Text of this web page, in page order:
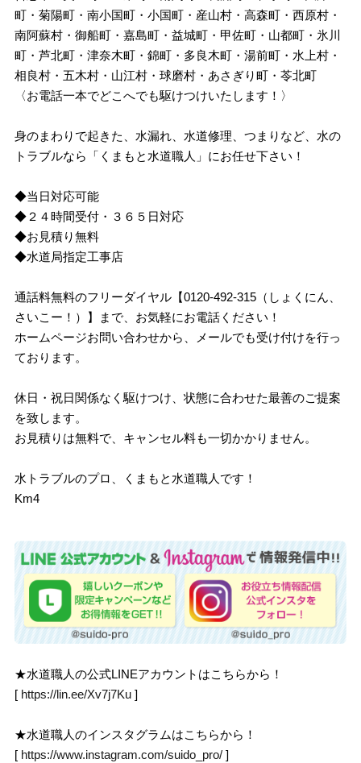
町・菊陽町・南小国町・小国町・産山村・高森町・西原村・
南阿蘇村・御船町・嘉島町・益城町・甲佐町・山都町・氷川
町・芦北町・津奈木町・錦町・多良木町・湯前町・水上村・
相良村・五木村・山江村・球磨村・あさぎり町・苓北町
〈お電話一本でどこへでも駆けつけいたします！〉
身のまわりで起きた、水漏れ、水道修理、つまりなど、水の
トラブルなら「くまもと水道職人」にお任せ下さい！
◆当日対応可能
◆２４時間受付・３６５日対応
◆お見積り無料
◆水道局指定工事店
通話料無料のフリーダイヤル【0120-492-315（しょくにん、
さいこー！）】まで、お気軽にお電話ください！
ホームページお問い合わせから、メールでも受け付けを行っ
ております。
休日・祝日関係なく駆けつけ、状態に合わせた最善のご提案
を致します。
お見積りは無料で、キャンセル料も一切かかりません。
水トラブルのプロ、くまもと水道職人です！
Km4
★水道職人の公式LINEアカウントはこちらから！
[ https://lin.ee/Xv7j7Ku ]
★水道職人のインスタグラムはこちらから！
[ https://www.instagram.com/suido_pro/ ]